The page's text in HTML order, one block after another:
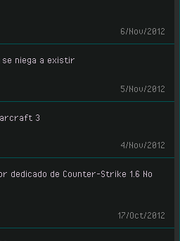
6/Nov/2012
niega a existir
5/Nov/2012
3
4/Nov/2012
dedicado de Counter-Strike 1.6 No
17/Oct/2012